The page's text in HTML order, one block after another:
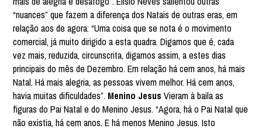
“nuances” que fazem a diferença dos Natais de outras eras, em
relação aos de agora: “Uma coisa que se nota é o movimento
comercial, já muito dirigido a esta quadra. Digamos que é, cada
vez mais, reduzida, circunscrita, digamos assim, a estes dias
principais do mês de Dezembro. Em relação há cem anos, há mais
Natal. Há mais alegria, as pessoas vivem melhor. Há cem anos,
havia muitas dificuldades”. Menino Jesus Vieram à baila as
figuras do Pai Natal e do Menino Jesus. “Agora, há o Pai Natal que
não existia, há cem anos. E há menos Menino Jesus. Isto